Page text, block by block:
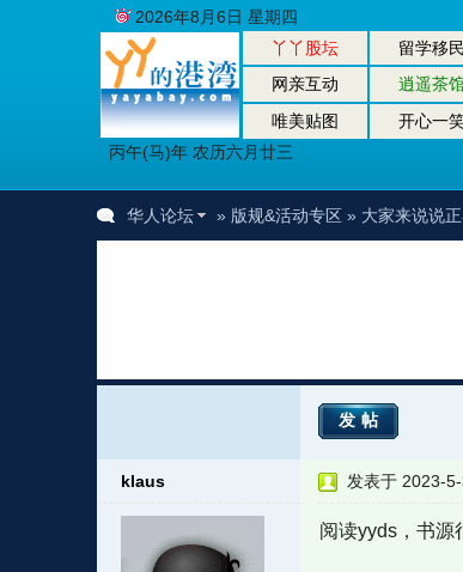
丫丫股坛 留学移民
网亲互动
逍遥茶
唯美贴图
开心一
丙午(马)年 农历六月廿三
2026年8月6日 星期四
华人论坛 » 版规&活动专区» 大家来说说正
发帖
klaus 发表于 2023-
阅读yyds，书源